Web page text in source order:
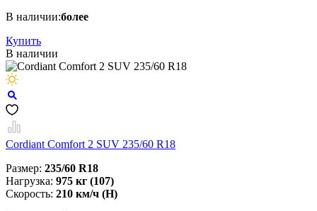
В наличии:более
Купить
В наличии
Cordiant Comfort 2 SUV 235/60 R18
Размер: 235/60 R18
Нагрузка: 975 кг (107)
Скорость: 210 км/ч (H)